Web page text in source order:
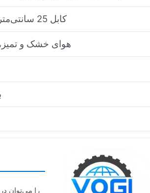
کابل 25 سانتی‌متر با سیم‌های لخت
هوای خشک و